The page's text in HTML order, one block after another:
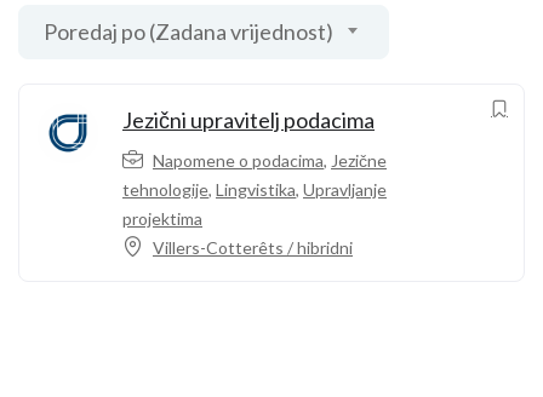
Poredaj po (Zadana vrijednost)
Jezični upravitelj podacima
Napomene o podacima, Jezične
tehnologije, Lingvistika, Upravljanje
projektima
Villers-Cotterêts / hibridni